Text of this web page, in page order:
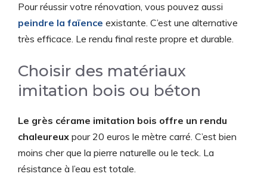
Pour réussir votre rénovation, vous pouvez aussi
peindre la faïence existante. C’est une alternative
très efficace. Le rendu final reste propre et durable.
Choisir des matériaux
imitation bois ou béton
Le grès cérame imitation bois offre un rendu
chaleureux pour 20 euros le mètre carré. C’est bien
moins cher que la pierre naturelle ou le teck. La
résistance à l’eau est totale.